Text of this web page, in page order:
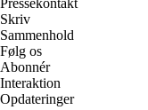
Pressekontakt
Skriv
Sammenhold
Følg os
Abonnér
Interaktion
Opdateringer